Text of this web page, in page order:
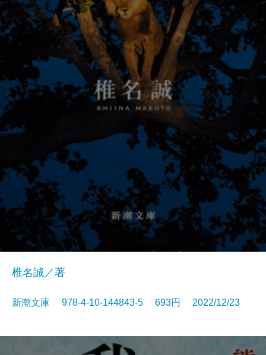
椎名誠／著
新潮文庫 978-4-10-144843-5 693円 2022/12/23